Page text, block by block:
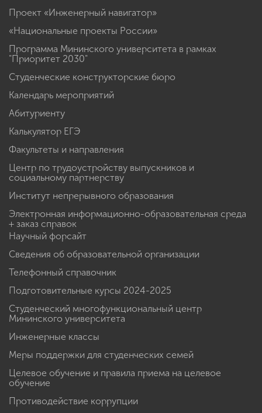
Проект «Инженерный навигатор»
«Национальные проекты России»
Программа Мининского университета в рамках
"Приоритет 2030"
Студенческие конструкторские бюро
Календарь мероприятий
Абитуриенту
Калькулятор ЕГЭ
Факультеты и направления
Центр по трудоустройству выпускников и
социальному партнерству
Институт непрерывного образования
Электронная информационно-образовательная среда
+ заказ справок
Научный форсайт
Сведения об образовательной организации
Телефонный справочник
Подготовительные курсы 2024-2025
Студенческий многофункциональный центр
Мининского университета
Инженерные классы
Меры поддержки для студенческих семей
Целевое обучение и правила приема на целевое
обучение
Противодействие коррупции